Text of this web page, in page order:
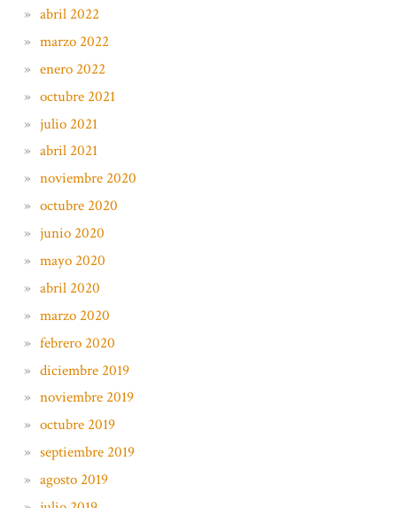
abril 2022
marzo 2022
enero 2022
octubre 2021
julio 2021
abril 2021
noviembre 2020
octubre 2020
junio 2020
mayo 2020
abril 2020
marzo 2020
febrero 2020
diciembre 2019
noviembre 2019
octubre 2019
septiembre 2019
agosto 2019